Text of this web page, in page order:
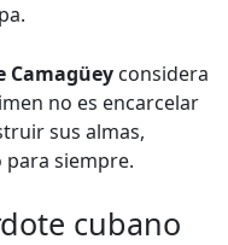
Camagüey considera
no es encarcelar
sus almas,
siempre.
cubano